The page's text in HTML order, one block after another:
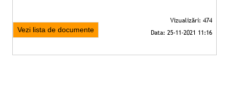
Vezi lista de documente